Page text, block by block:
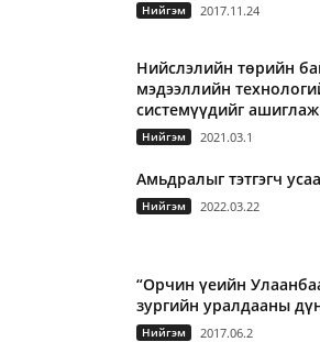
Нийгэм 2017.11.24
Нийслэлийн төрийн
мэдээллийн
системүүдийг
Нийгэм 2021.03.1
Амьдралыг тэтгэгч
Нийгэм 2022.03.22
“Орчин үеийн
зургийн уралдааны
Нийгэм 2017.06.2